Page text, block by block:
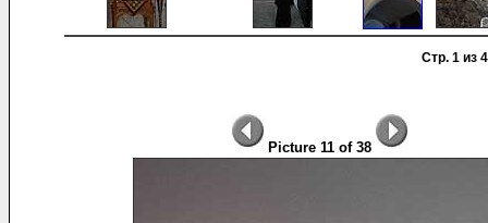
Стр. 1 из 4
Picture 11 of 38